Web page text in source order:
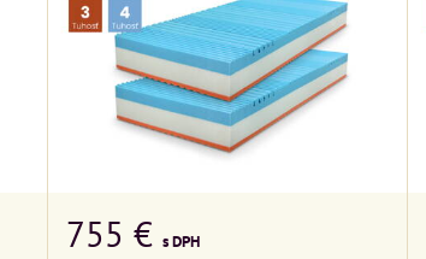
755 € s DPH